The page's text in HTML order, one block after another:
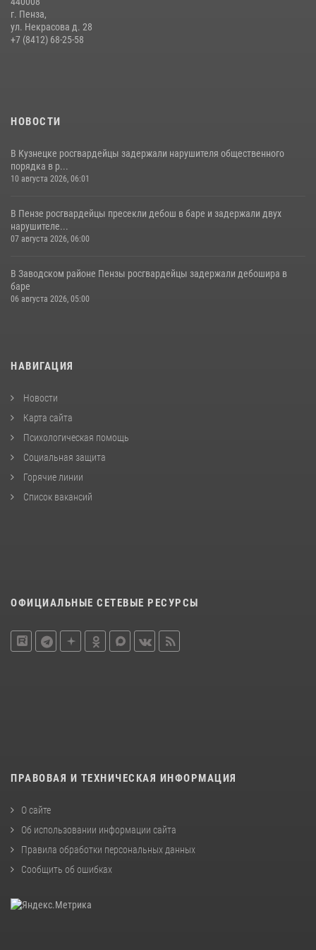
Росгвардия обеспечила безопасность праздничных мероприятий в
День ВДВ в Пензе
г. Пенза,
ул. Некрасова д. 28
+7 (8412) 68-25-58
НОВОСТИ
В Кузнецке росгвардейцы задержали нарушителя общественного
порядка в р...
10 августа 2026, 06:01
В Пензе росгвардейцы пресекли дебош в баре и задержали двух
нарушителе...
07 августа 2026, 06:00
В Заводском районе Пензы росгвардейцы задержали дебошира в
баре
06 августа 2026, 05:00
НАВИГАЦИЯ
Новости
Карта сайта
Психологическая помощь
Социальная защита
Горячие линии
Список вакансий
ОФИЦИАЛЬНЫЕ СЕТЕВЫЕ РЕСУРСЫ
ПРАВОВАЯ И ТЕХНИЧЕСКАЯ ИНФОРМАЦИЯ
О сайте
Об использовании информации сайта
Правила обработки персональных данных
Сообщить об ошибках